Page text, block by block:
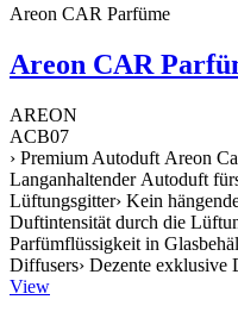
Areon CAR Parfüme
Areon CAR
AREON
ACB07
› Premium Autoduft Areon
Langanhaltender Autoduft
Lüftungsgitter› Kein
Duftintensität durch die
Parfümflüssigkeit in
Diffusers› Dezente
View